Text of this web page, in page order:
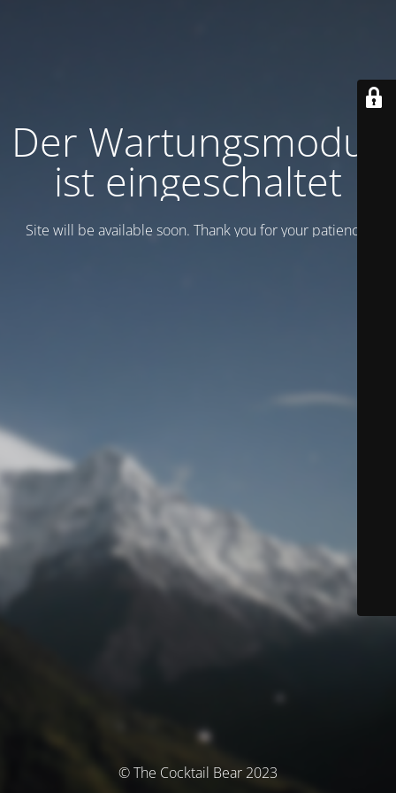
Der Wartungsmodus
ist eingeschaltet
Site will be available soon. Thank you for your patience!
© The Cocktail Bear 2023